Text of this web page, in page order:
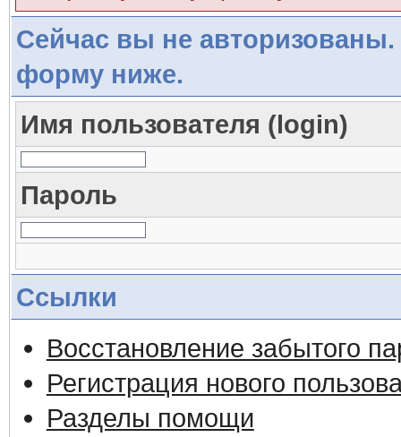
Сейчас вы не авторизованы.
форму ниже.
Имя пользователя (login)
Пароль
Ссылки
Восстановление забытого
Регистрация нового
Разделы помощи